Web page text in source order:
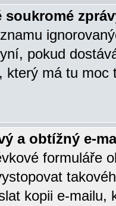
soukromé
pokud
který má tu
a obtížný e-
formuláře
kopii e-mailu,